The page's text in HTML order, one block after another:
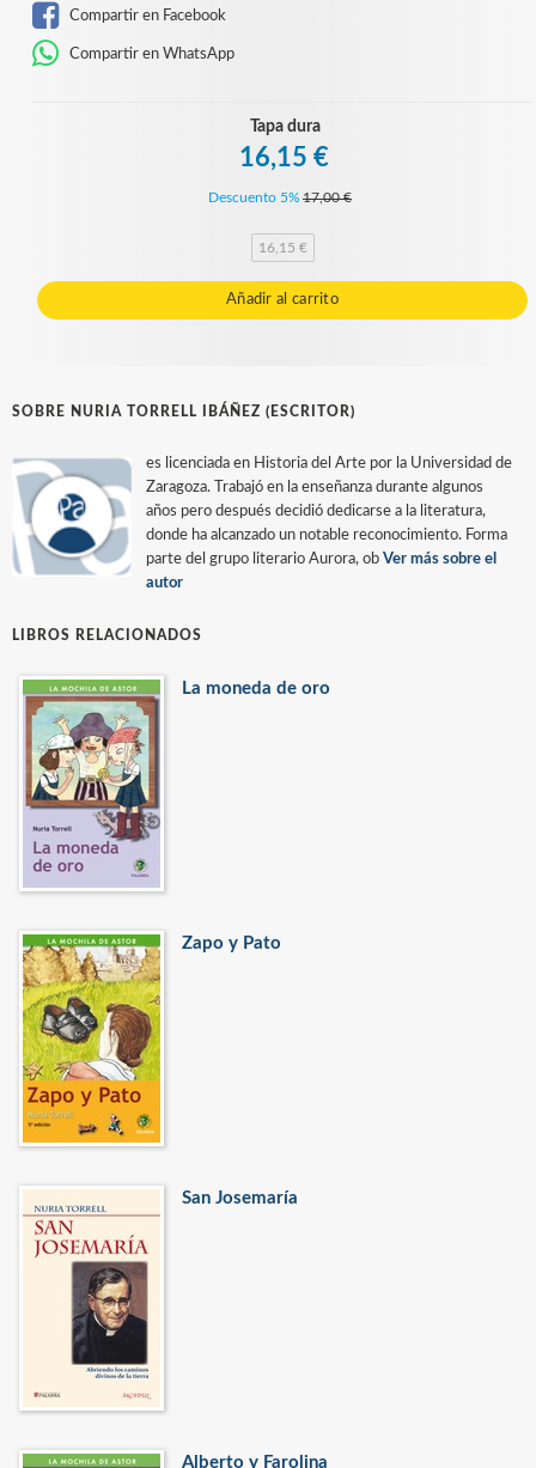
Compartir en Facebook
Compartir en WhatsApp
Tapa dura
16,15 €
Descuento 5% 17,00 €
16,15 €
Añadir al carrito
SOBRE NURIA TORRELL IBÁÑEZ (ESCRITOR)
es licenciada en Historia del Arte por la Universidad de
Zaragoza. Trabajó en la enseñanza durante algunos
años pero después decidió dedicarse a la literatura,
donde ha alcanzado un notable reconocimiento. Forma
parte del grupo literario Aurora, ob Ver más sobre el
autor
LIBROS RELACIONADOS
La moneda de oro
Zapo y Pato
San Josemaría
Alberto y Farolina